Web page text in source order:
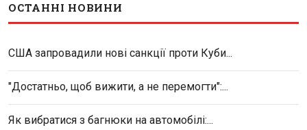
ОСТАННІ НОВИНИ
США запровадили нові санкції проти Куби...
"Достатньо, щоб вижити, а не перемогти":...
Як вибратися з багнюки на автомобілі:...